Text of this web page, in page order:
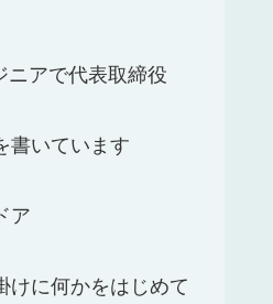
ニアで代表取締役
書いています
ア
けに何かをはじめて